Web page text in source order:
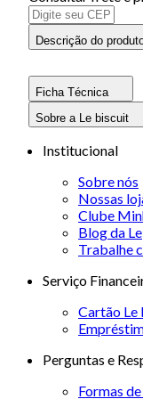
Descrição do
Ficha Técnica
Sobre a Le biscuit
Institucional
Sobre nós
Nossas
Clube
Blog da Le
Trabalhe
Serviço
Cartão Le
Perguntas e
Formas